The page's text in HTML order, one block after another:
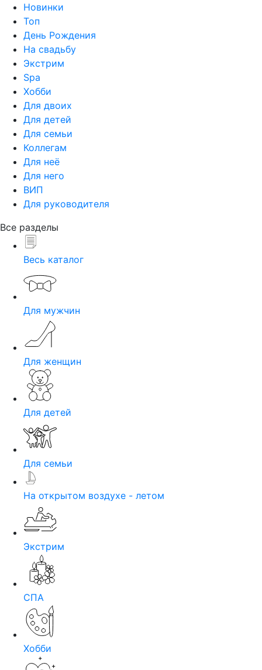
Новинки
Топ
День Рождения
На свадьбу
Экстрим
Spa
Хобби
Для двоих
Для детей
Для семьи
Коллегам
Для неё
Для него
ВИП
Для руководителя
Все разделы
Весь каталог
Для мужчин
Для женщин
Для детей
Для семьи
На открытом воздухе - летом
Экстрим
СПА
Хобби